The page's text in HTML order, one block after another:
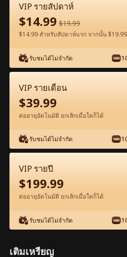
ปลดล็
ดูฟรีใน
เวอร์จิ้น เต็มเรื่อง ภาพยน
17 18 19
VIP รายสัปดาห์
$14.99 $19.99
$14.99 สำหรับสัปดาห์แรก จากนั้น
รับชมได้ไม่จำกัด
VIP รายเดือน
$39.99
ต่ออายุอัตโนมัติ ยกเลิกเมื่อใดก็ได้
รับชมได้ไม่จำกัด
VIP รายปี
$199.99
ต่ออายุอัตโนมัติ ยกเลิกเมื่อใดก็ได้
รับชมได้ไม่จำกัด
เติมเหรียญ